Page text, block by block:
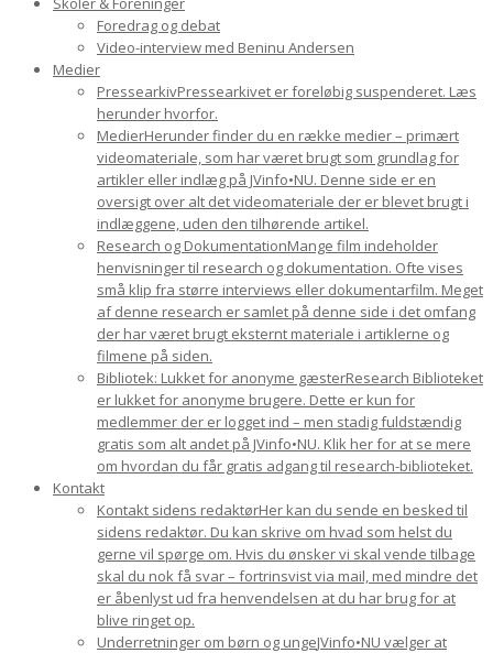
Foredrag og debat
Video-interview med Beninu Andersen
Medier
PressearkivPressearkivet er foreløbig suspenderet. Læs
herunder hvorfor.
MedierHerunder finder du en række medier – primært
videomateriale, som har været brugt som grundlag for
artikler eller indlæg på JVinfo•NU. Denne side er en
oversigt over alt det videomateriale der er blevet brugt i
indlæggene, uden den tilhørende artikel.
Research og DokumentationMange film indeholder
henvisninger til research og dokumentation. Ofte vises
små klip fra større interviews eller dokumentarfilm. Meget
af denne research er samlet på denne side i det omfang
der har været brugt eksternt materiale i artiklerne og
filmene på siden.
Bibliotek: Lukket for anonyme gæsterResearch Biblioteket
er lukket for anonyme brugere. Dette er kun for
medlemmer der er logget ind – men stadig fuldstændig
gratis som alt andet på JVinfo•NU. Klik her for at se mere
om hvordan du får gratis adgang til research-biblioteket.
Kontakt
Kontakt sidens redaktørHer kan du sende en besked til
sidens redaktør. Du kan skrive om hvad som helst du
gerne vil spørge om. Hvis du ønsker vi skal vende tilbage
skal du nok få svar – fortrinsvist via mail, med mindre det
er åbenlyst ud fra henvendelsen at du har brug for at
blive ringet op.
Underretninger om børn og ungeJVinfo•NU vælger at